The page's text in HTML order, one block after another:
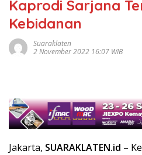
Kaprodi Sarjana
Kebidanan
Suaraklaten
2 November 2022 16:07 WIB
Jakarta, SUARAKLATEN.id –